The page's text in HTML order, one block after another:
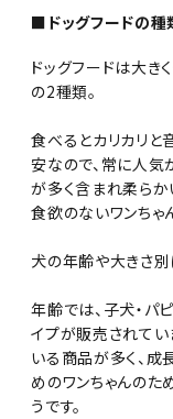
■ドッグフードの種
ドッグフードは大きく
の2種類。
食べるとカリカリと
安なので、常に人気
が多く含まれ柔らか
食欲のないワンちゃ
犬の年齢や大きさ別
年齢では、子犬・パ
イプが販売されてい
いる商品が多く、成
めのワンちゃんのた
うです。